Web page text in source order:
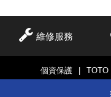
維修服務
個資保護 TOTO